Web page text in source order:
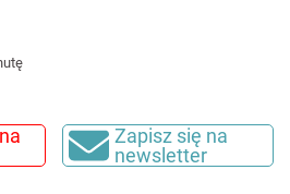
Zapisz się na
newsletter